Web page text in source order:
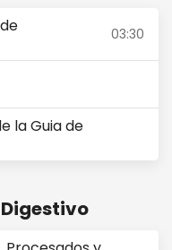
03:30
la Guia de